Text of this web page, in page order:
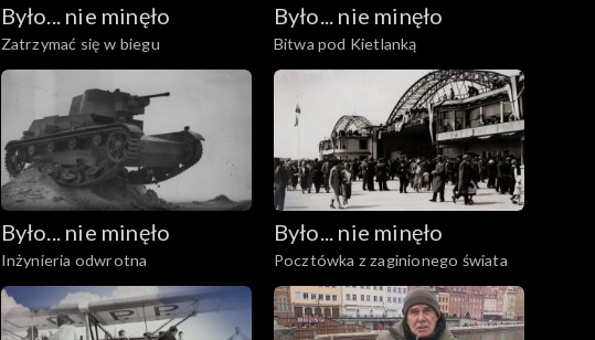
Było... nie minęło
Zatrzymać się w biegu
Było... nie minęło
Bitwa pod Kietlanką
Było... nie minęło
Inżynieria odwrotna
Było... nie minęło
Pocztówka z zaginionego świata